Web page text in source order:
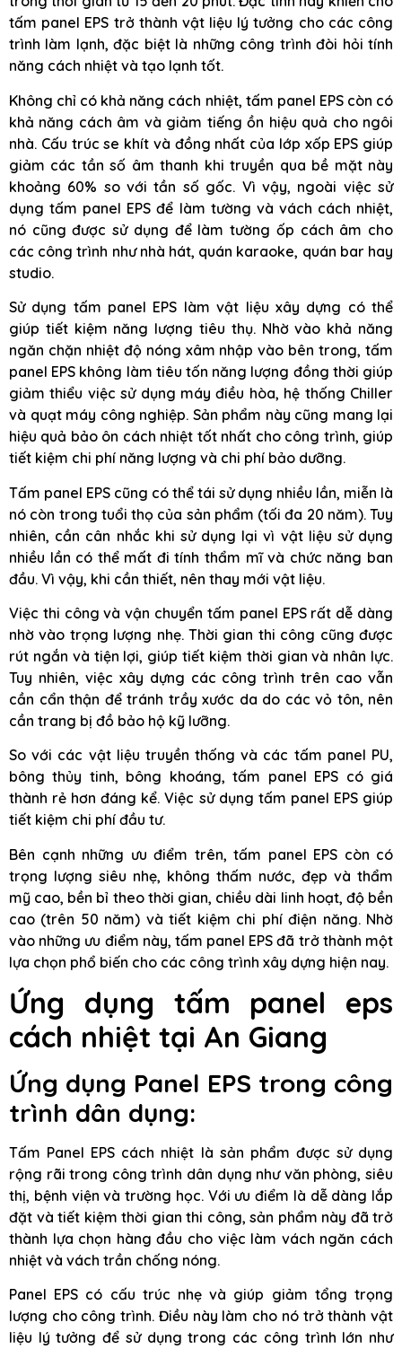
tấm panel EPS trở thành vật liệu lý tưởng cho các công
trình làm lạnh, đặc biệt là những công trình đòi hỏi tính
năng cách nhiệt và tạo lạnh tốt.
Không chỉ có khả năng cách nhiệt, tấm panel EPS còn có
khả năng cách âm và giảm tiếng ồn hiệu quả cho ngôi
nhà. Cấu trúc se khít và đồng nhất của lớp xốp EPS giúp
giảm các tần số âm thanh khi truyền qua bề mặt này
khoảng 60% so với tần số gốc. Vì vậy, ngoài việc sử
dụng tấm panel EPS để làm tường và vách cách nhiệt,
nó cũng được sử dụng để làm tường ốp cách âm cho
các công trình như nhà hát, quán karaoke, quán bar hay
studio.
Sử dụng tấm panel EPS làm vật liệu xây dựng có thể
giúp tiết kiệm năng lượng tiêu thụ. Nhờ vào khả năng
ngăn chặn nhiệt độ nóng xâm nhập vào bên trong, tấm
panel EPS không làm tiêu tốn năng lượng đồng thời giúp
giảm thiểu việc sử dụng máy điều hòa, hệ thống Chiller
và quạt máy công nghiệp. Sản phẩm này cũng mang lại
hiệu quả bảo ôn cách nhiệt tốt nhất cho công trình, giúp
tiết kiệm chi phí năng lượng và chi phí bảo dưỡng.
Tấm panel EPS cũng có thể tái sử dụng nhiều lần, miễn là
nó còn trong tuổi thọ của sản phẩm (tối đa 20 năm). Tuy
nhiên, cần cân nhắc khi sử dụng lại vì vật liệu sử dụng
nhiều lần có thể mất đi tính thẩm mĩ và chức năng ban
đầu. Vì vậy, khi cần thiết, nên thay mới vật liệu.
Việc thi công và vận chuyển tấm panel EPS rất dễ dàng
nhờ vào trọng lượng nhẹ. Thời gian thi công cũng được
rút ngắn và tiện lợi, giúp tiết kiệm thời gian và nhân lực.
Tuy nhiên, việc xây dựng các công trình trên cao vẫn
cần cẩn thận để tránh trầy xước da do các vỏ tôn, nên
cần trang bị đồ bảo hộ kỹ lưỡng.
So với các vật liệu truyền thống và các tấm panel PU,
bông thủy tinh, bông khoáng, tấm panel EPS có giá
thành rẻ hơn đáng kể. Việc sử dụng tấm panel EPS giúp
tiết kiệm chi phí đầu tư.
Bên cạnh những ưu điểm trên, tấm panel EPS còn có
trọng lượng siêu nhẹ, không thấm nước, đẹp và thẩm
mỹ cao, bền bỉ theo thời gian, chiều dài linh hoạt, độ bền
cao (trên 50 năm) và tiết kiệm chi phí điện năng. Nhờ
vào những ưu điểm này, tấm panel EPS đã trở thành một
lựa chọn phổ biến cho các công trình xây dựng hiện nay.
Ứng dụng tấm panel eps
cách nhiệt tại An Giang
Ứng dụng Panel EPS trong công
trình dân dụng:
Tấm Panel EPS cách nhiệt là sản phẩm được sử dụng
rộng rãi trong công trình dân dụng như văn phòng, siêu
thị, bệnh viện và trường học. Với ưu điểm là dễ dàng lắp
đặt và tiết kiệm thời gian thi công, sản phẩm này đã trở
thành lựa chọn hàng đầu cho việc làm vách ngăn cách
nhiệt và vách trần chống nóng.
Panel EPS có cấu trúc nhẹ và giúp giảm tổng trọng
lượng cho công trình. Điều này làm cho nó trở thành vật
liệu lý tưởng để sử dụng trong các công trình lớn như